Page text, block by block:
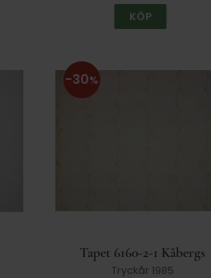
KÖP
Tapet 6160-2-1 Kåbergs
Tryckår 1985
30%